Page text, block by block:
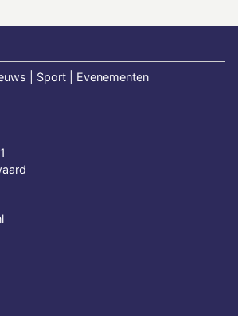
| Sport | Evenementen